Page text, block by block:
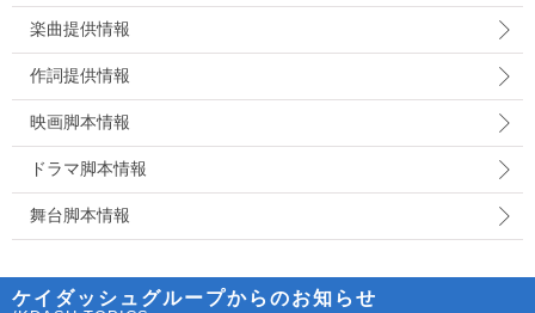
楽曲提供情報
作詞提供情報
映画脚本情報
ドラマ脚本情報
舞台脚本情報
ケイダッシュグループからのお知らせ